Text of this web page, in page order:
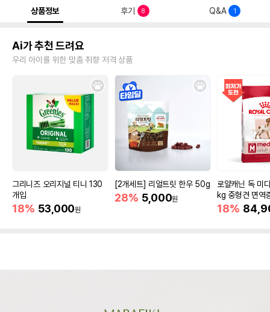
상품정보 후기 8 Q&A 1
Ai가 추천 드려요
우리 아이를 위한 맞춤 취향 저격 상품
그리니즈 오리지널 티니 130
개입
18% 53,000원
[2개세트] 리얼트릿 한우 50g
28% 5,000원
로얄캐닌 독 미
kg 중형견 면역
18%